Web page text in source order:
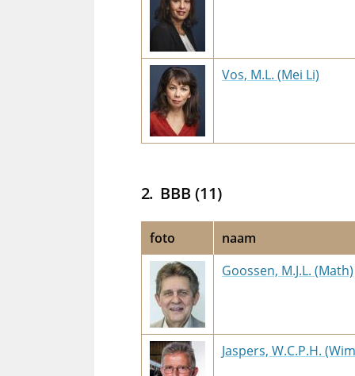
Vos, M.L. (Mei Li)
BBB (11)
foto
naam
Goossen, M.J.L. (Math)
Jaspers, W.C.P.H.